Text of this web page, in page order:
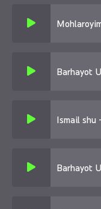
Barhayot
Ismail shu
Barhayot